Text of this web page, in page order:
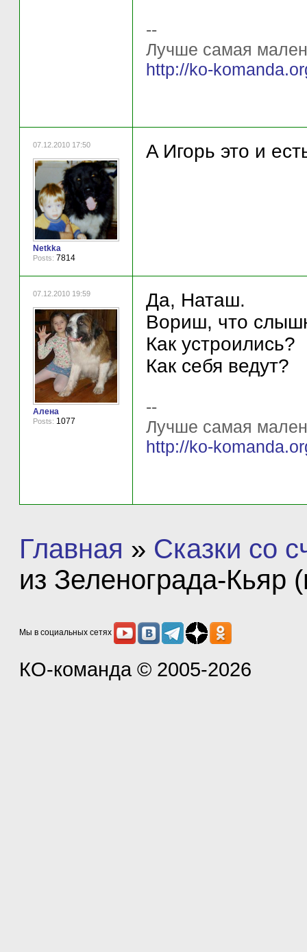
--
Лучше самая
http://ko-
07.12.2010 17:50
Netkka
Posts: 7814
A Игорь это и
07.12.2010 19:59
Алена
Posts: 1077
Да, Наташ.
Вориш, что
Как устроились?
Как себя ведут?
--
Лучше самая
http://ko-
Главная » Сказки со
из Зеленограда-Кьяр
Мы в социальных сетях
КО-команда © 2005-2026